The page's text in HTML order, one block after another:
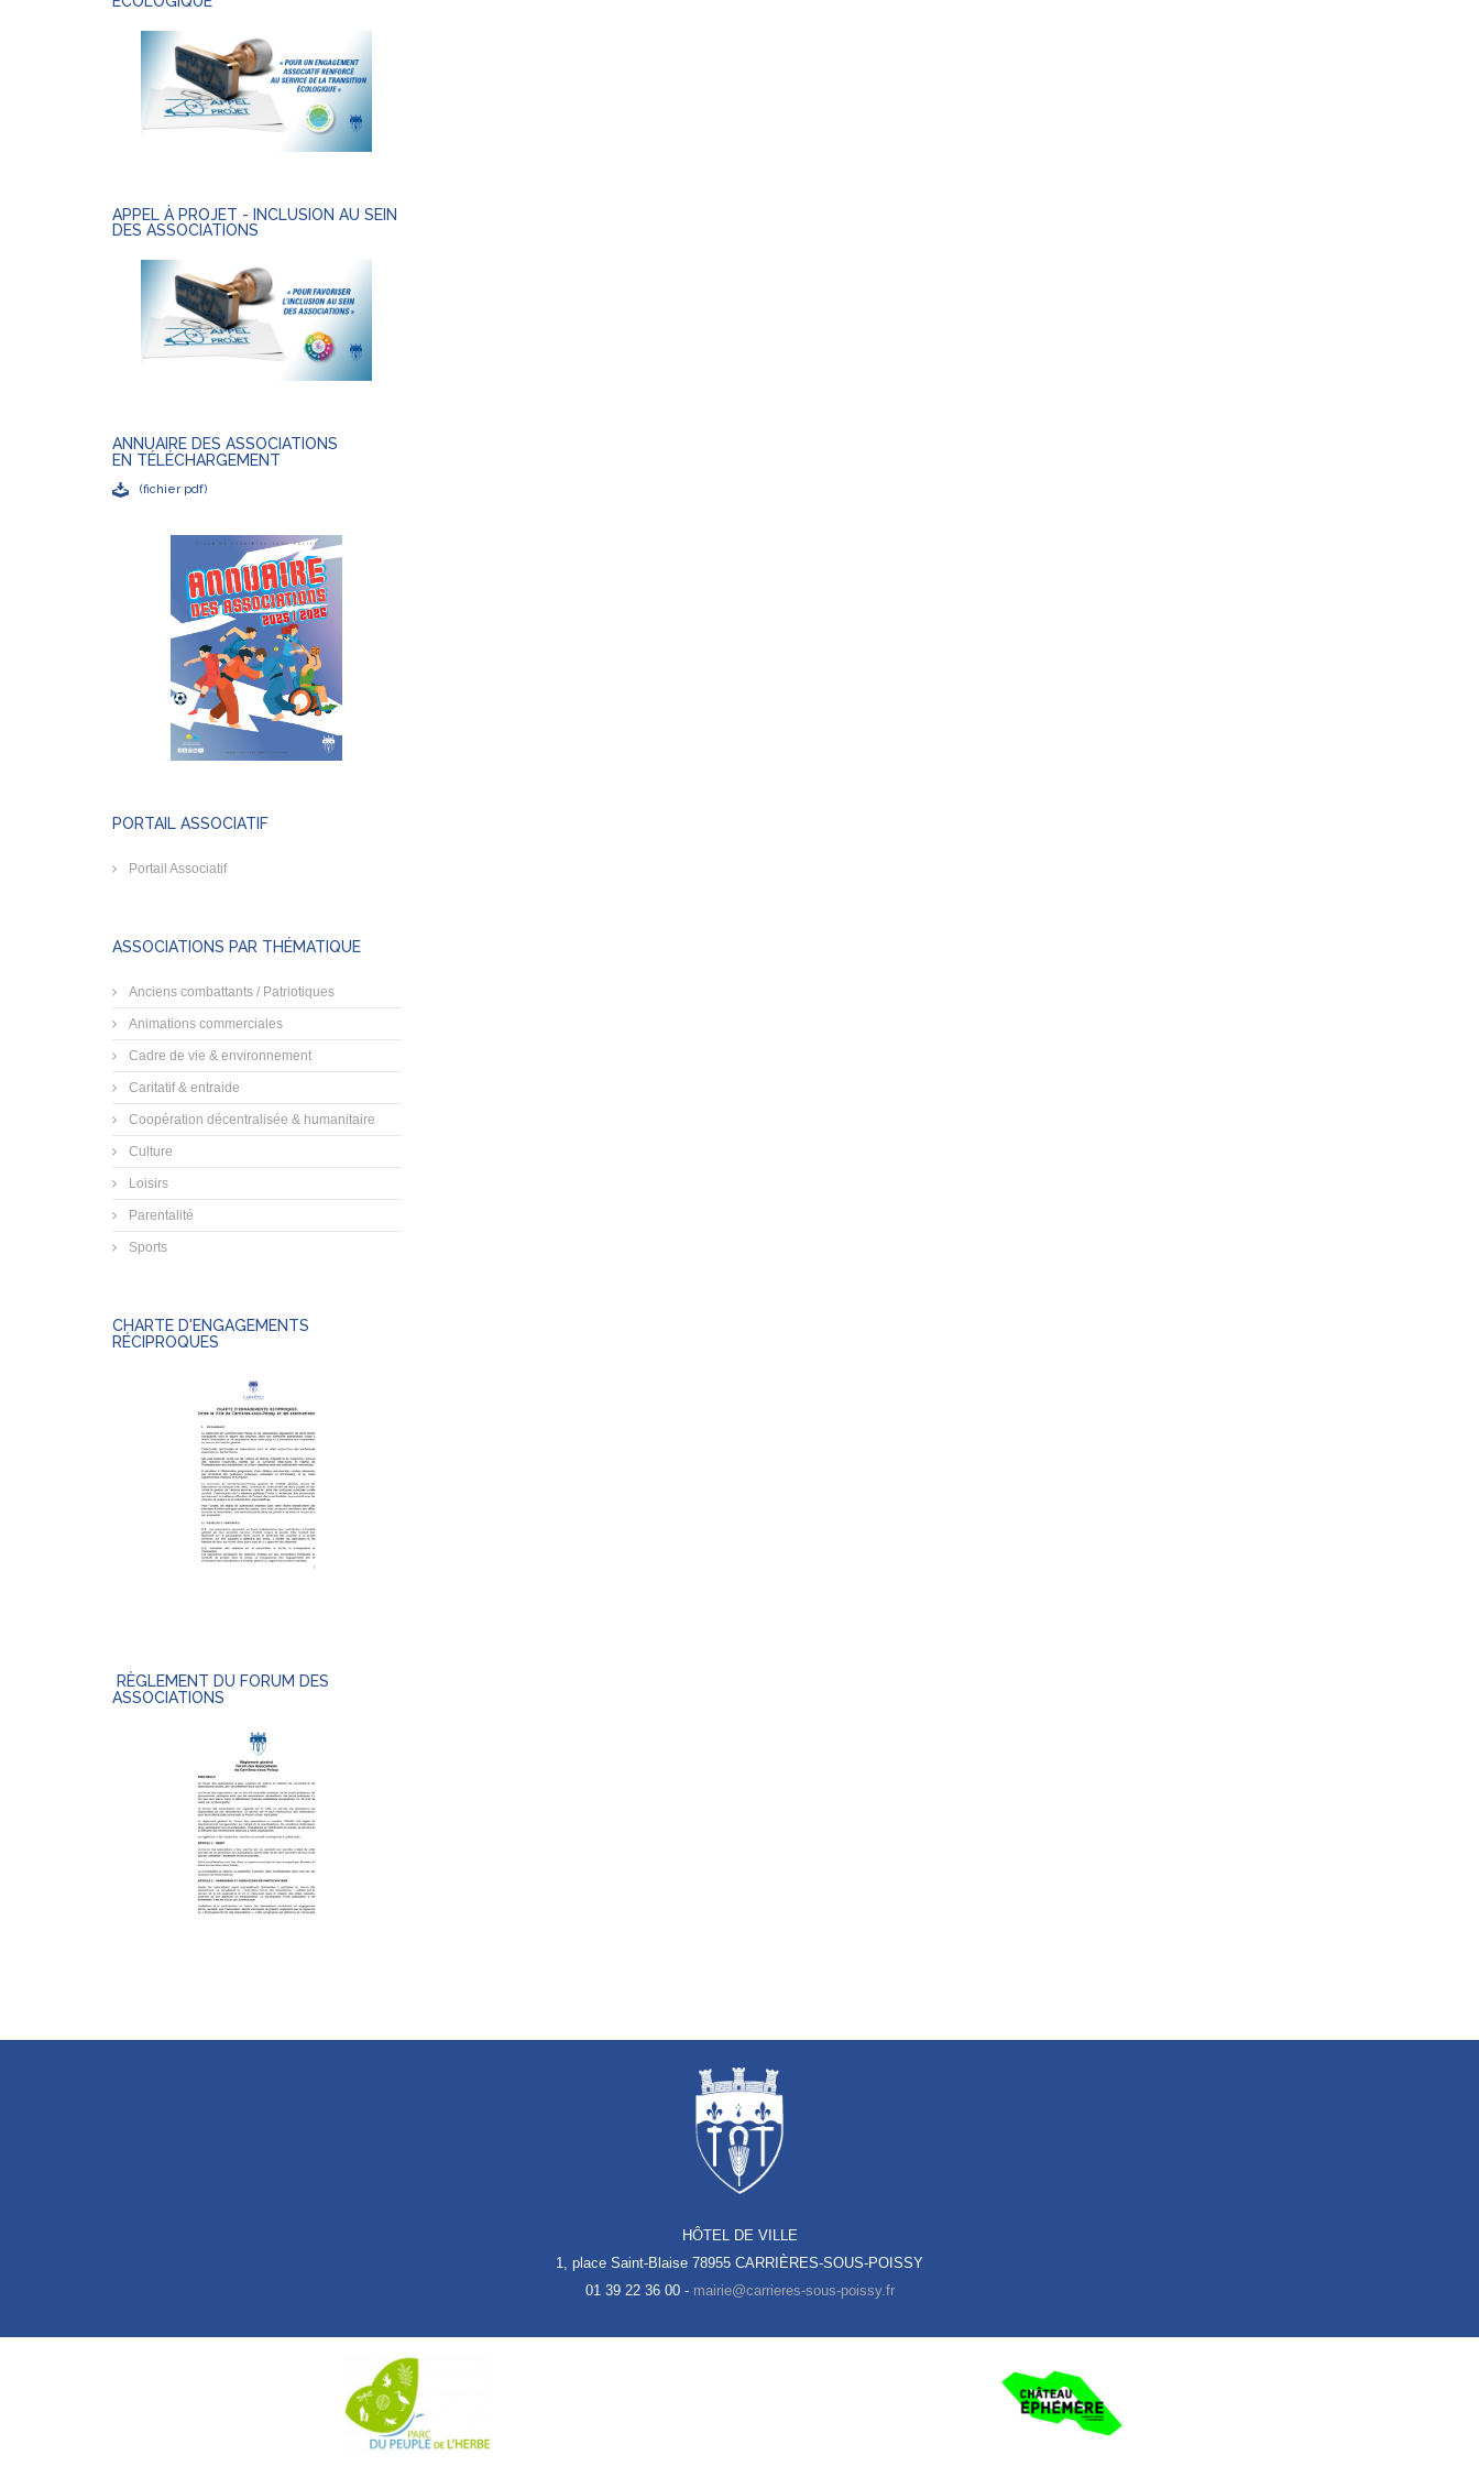
APPEL À PROJET - INCLUSION AU SEIN
DES ASSOCIATIONS
ANNUAIRE DES ASSOCIATIONS
EN TÉLÉCHARGEMENT
(fichier pdf)
PORTAIL ASSOCIATIF
Portail Associatif
ASSOCIATIONS PAR THÉMATIQUE
Anciens combattants / Patriotiques
Animations commerciales
Cadre de vie & environnement
Caritatif & entraide
Coopération décentralisée & humanitaire
Culture
Loisirs
Parentalité
Sports
CHARTE D'ENGAGEMENTS
RÉCIPROQUES
RÈGLEMENT DU FORUM DES
ASSOCIATIONS
HÔTEL DE VILLE
1, place Saint-Blaise 78955 CARRIÈRES-SOUS-POISSY
01 39 22 36 00 -